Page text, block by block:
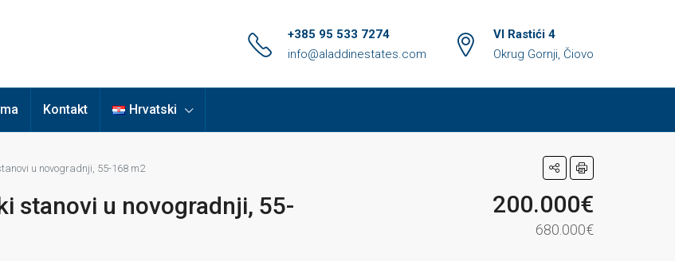
+385 95 533 7274
info@aladdinestates.com
VI Rastići 4
Okrug Gornji, Čiovo
Kontakt Hrvatski
u novogradnji, 55-168 m2
stanovi u novogradnji, 55-
200.000€
680.000€